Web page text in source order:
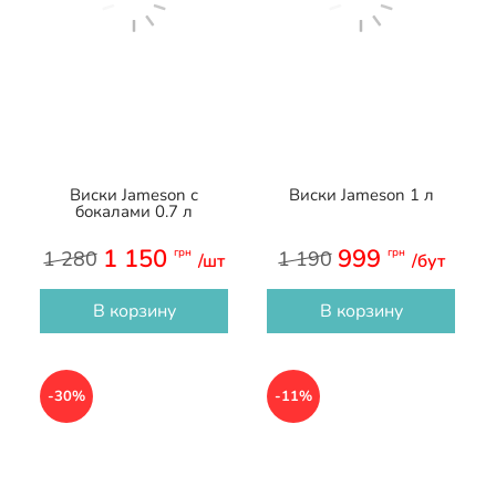
Виски Jameson с
бокалами 0.7 л
1 280 1 150 грн /шт
В корзину
Виски Jameson 1 л
1 190 999 грн /бут
В корзину
-30% -11%